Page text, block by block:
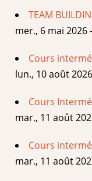
TEAM
mer., 6 mai 2026
Cours
lun., 10 août 2026
Cours
mar., 11 août
Cours
mar., 11 août